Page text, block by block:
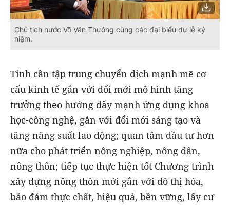
Chủ tịch nước Võ Văn Thưởng cùng các đại biểu dự lễ kỷ
niệm.
Tỉnh cần tập trung chuyển dịch mạnh mẽ cơ
cấu kinh tế gắn với đổi mới mô hình tăng
trưởng theo hướng đẩy mạnh ứng dụng khoa
học-công nghệ, gắn với đổi mới sáng tạo và
tăng năng suất lao động; quan tâm đầu tư hơn
nữa cho phát triển nông nghiệp, nông dân,
nông thôn; tiếp tục thực hiện tốt Chương trình
xây dựng nông thôn mới gắn với đô thị hóa,
bảo đảm thực chất, hiệu quả, bền vững, lấy cư